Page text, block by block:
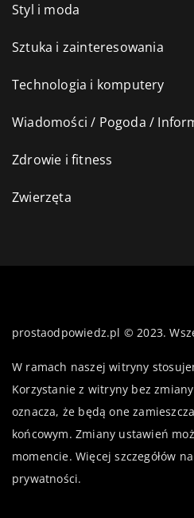
Styl i moda
Sztuka i zainteresowania
Technologia i komputery
Wiadomości / Pogoda /
Zdrowie i fitness
Zwierzęta
prostaodpowiedz.pl © 2023.
W ramach naszej witryny
Korzystanie z witryny bez
oznacza, że będą one
końcowym. Zmiany ustawień
momencie. Więcej szczegółów
prywatności.